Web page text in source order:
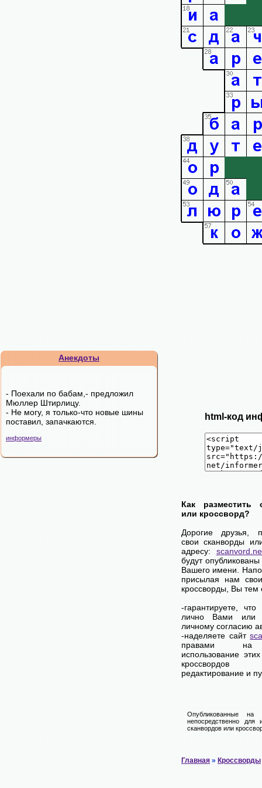
Анекдоты
- Поехали по бабам,- пpедложил
Мюллеp Штиpлицy.
- Hе могy, я только-что новые шины
поставил, запачкаются.
информеры
html-код
Как разместить
или кроссворд?
Дорогие друзья,
свои сканворды
адресу:
будут
Вашего имени.
присылая нам
кроссворды, Вы
-гарантируете,
лично Вами или
личному согласию
-наделяете сайт
правами на
использование
редактирование и
Опубликованные на
непосредственно для
сканвордов или
Главная » Кроссворды